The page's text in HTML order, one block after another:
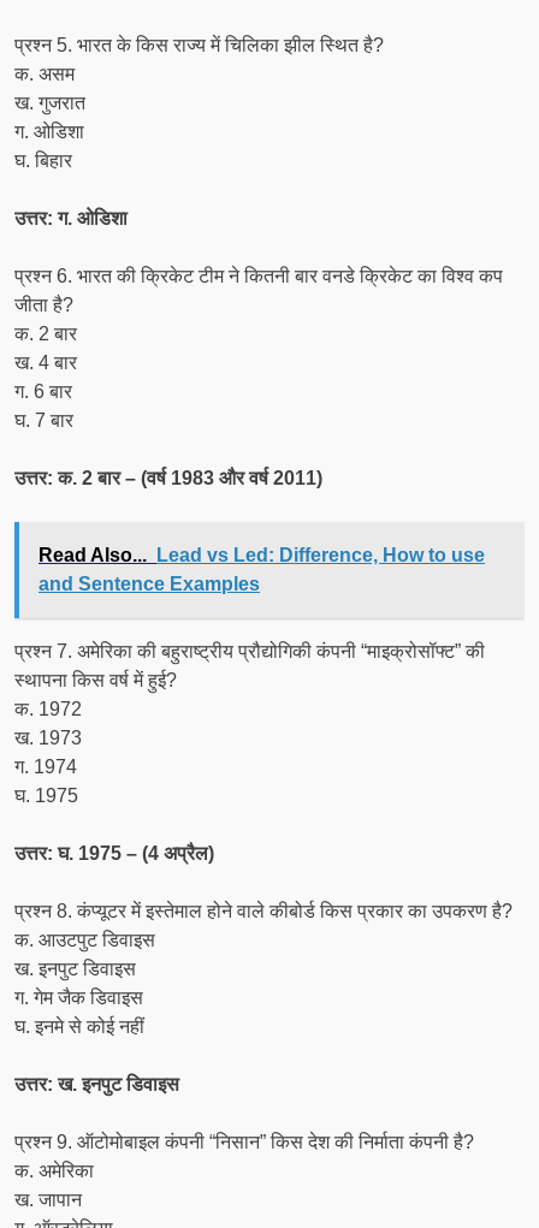
प्रश्न 5. भारत के किस राज्य में चिलिका झील स्थित है?
क. असम
ख. गुजरात
ग. ओडिशा
घ. बिहार
उत्तर: ग. ओडिशा
प्रश्न 6. भारत की क्रिकेट टीम ने कितनी बार वनडे क्रिकेट का विश्व कप
जीता है?
क. 2 बार
ख. 4 बार
ग. 6 बार
घ. 7 बार
उत्तर: क. 2 बार – (वर्ष 1983 और वर्ष 2011)
Read Also...
Lead vs Led: Difference, How to use
and Sentence Examples
प्रश्न 7. अमेरिका की बहुराष्ट्रीय प्रौद्योगिकी कंपनी “माइक्रोसॉफ्ट” की
स्थापना किस वर्ष में हुई?
क. 1972
ख. 1973
ग. 1974
घ. 1975
उत्तर: घ. 1975 – (4 अप्रैल)
प्रश्न 8. कंप्यूटर में इस्तेमाल होने वाले कीबोर्ड किस प्रकार का उपकरण है?
क. आउटपुट डिवाइस
ख. इनपुट डिवाइस
ग. गेम जैक डिवाइस
घ. इनमे से कोई नहीं
उत्तर: ख. इनपुट डिवाइस
प्रश्न 9. ऑटोमोबाइल कंपनी “निसान” किस देश की निर्माता कंपनी है?
क. अमेरिका
ख. जापान